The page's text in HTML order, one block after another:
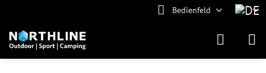
Bedienfeld